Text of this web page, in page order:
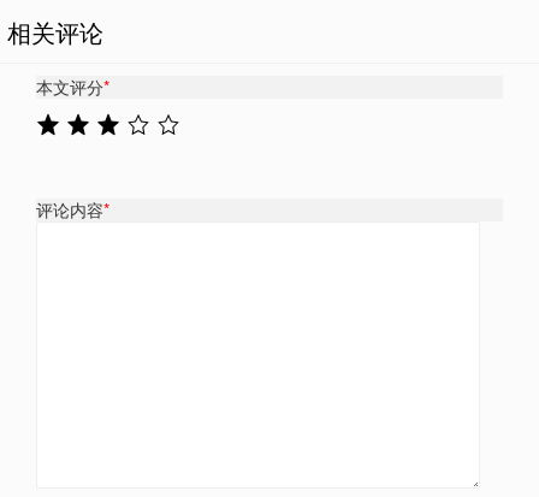
相关评论
本文评分*
评论内容*